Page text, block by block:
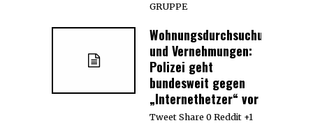
GRUPPE
Wohnungsdurchsuchungen
und Vernehmungen:
Polizei geht
bundesweit gegen
„Internethetzer“ vor
Tweet Share 0 Reddit +1